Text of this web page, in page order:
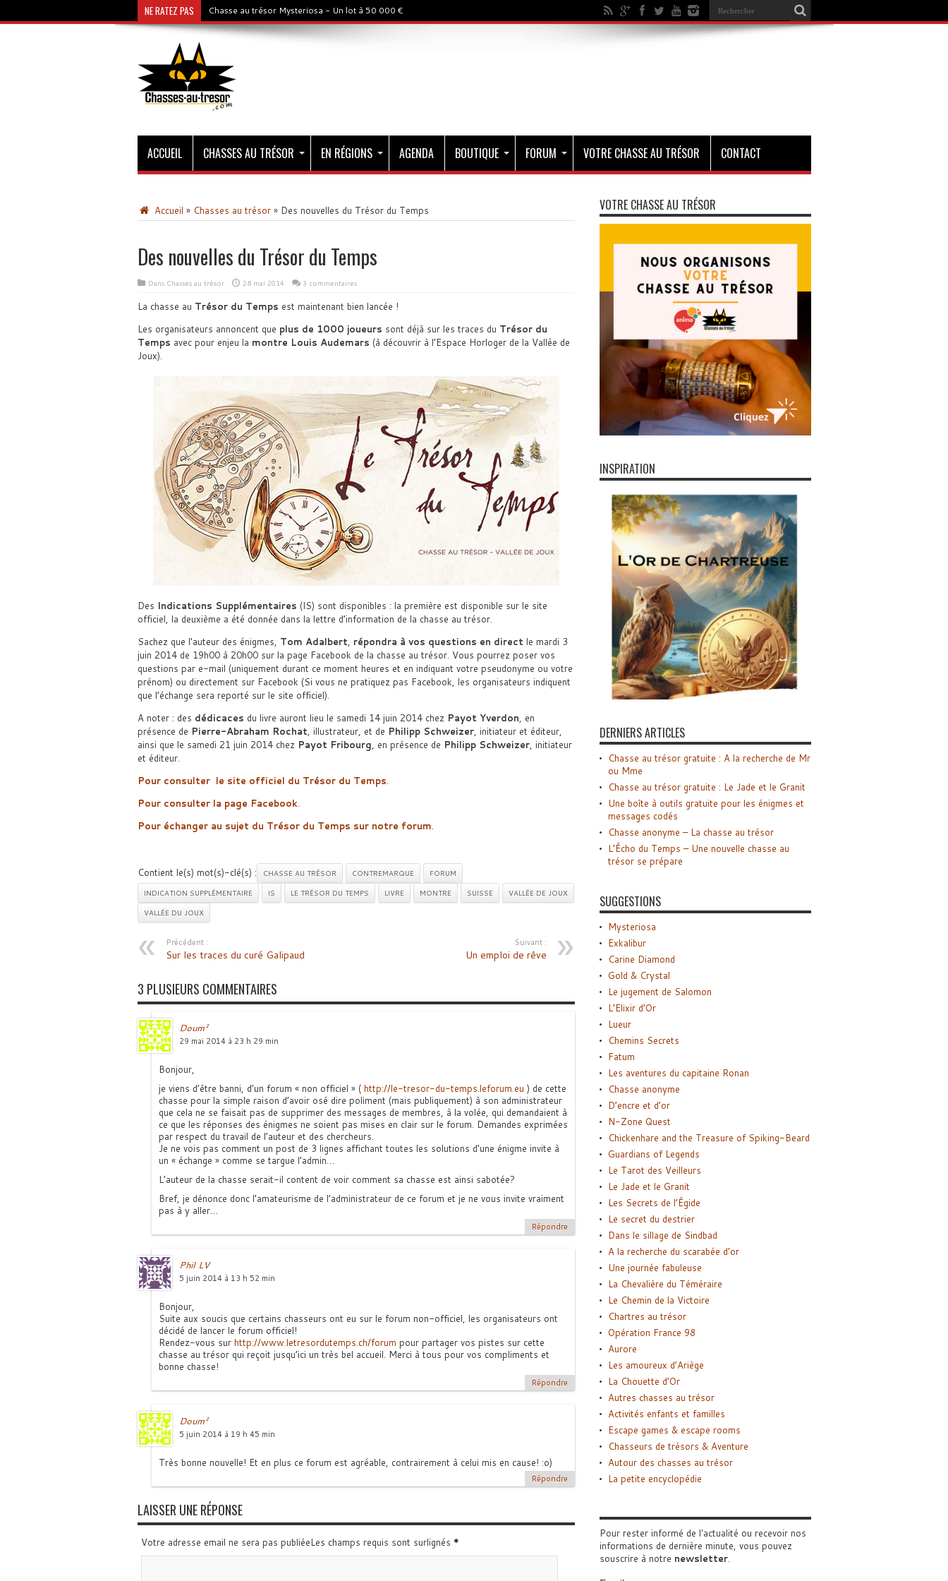
NE RATEZ PAS Chasse au trésor Mysteriosa - Un lot à 50 000 €
ACCUEIL CHASSES AU TRÉSOR EN RÉGIONS AGENDA BOUTIQUE FORUM VOTRE CHASSE AU TRÉSOR CONTACT
Accueil » Chasses au trésor » Des nouvelles du Trésor du Temps
Des nouvelles du Trésor du Temps
Dans Chasses au trésor 28 mai 2014 3 commentaires
La chasse au Trésor du Temps est maintenant bien lancée !
Les organisateurs annoncent que plus de 1000 joueurs sont déjà sur les traces du Trésor du
Temps avec pour enjeu la montre Louis Audemars (à découvrir à l’Espace Horloger de la Vallée de
Joux).
Des Indications Supplémentaires (IS) sont disponibles : la première est disponible sur le site
officiel, la deuxième a été donnée dans la lettre d’information de la chasse au trésor.
Sachez que l’auteur des énigmes, Tom Adalbert, répondra à vos questions en directle mardi 3
juin 2014 de 19h00 à 20h00 sur la page Facebook de la chasse au trésor. Vous pourrez poser vos
questions par e-mail (uniquement durant ce moment heures et en indiquant votre pseudonyme ou votre
prénom) ou directement sur Facebook (Si vous ne pratiquez pas Facebook, les organisateurs indiquent
que l’échange sera reporté sur le site officiel).
A noter : des dédicaces du livre auront lieu le samedi 14 juin 2014 chez Payot Yverdon, en
présence de Pierre-Abraham Rochat, illustrateur, et de Philipp Schweizer, initiateur et éditeur,
ainsi que le samedi 21 juin 2014 chez Payot Fribourg, en présence de Philipp Schweizer, initiateur
et éditeur.
Pour consulter le site officiel du Trésor du Temps.
Pour consulter la page Facebook.
Pour échanger au sujet du Trésor du Temps sur notre forum.
Contient le(s) mot(s)-clé(s) : CHASSE AU TRÉSOR CONTREMARQUE
FORUM
INDICATION SUPPLÉMENTAIRE
IS LE TRÉSOR DU TEMPS LIVRE MONTRE SUISSE
VALLÉE DE JOUX
VALLÉE DU JOUX
Précédent :
Sur les traces du curé Galipaud
Suivant :
Un emploi de rêve
3 PLUSIEURS COMMENTAIRES
Doum²
29 mai 2014 à 23 h 29 min
Bonjour,
je viens d’être banni, d’un forum « non officiel » ( http://le-tresor-du-temps.leforum.eu ) de cette
chasse pour la simple raison d’avoir osé dire poliment (mais publiquement) à son administrateur
que cela ne se faisait pas de supprimer des messages de membres, à la volée, qui demandaient à
ce que les réponses des énigmes ne soient pas mises en clair sur le forum. Demandes exprimées
par respect du travail de l’auteur et des chercheurs.
Je ne vois pas comment un post de 3 lignes affichant toutes les solutions d’une énigme invite à
un « échange » comme se targue l’admin…
L’auteur de la chasse serait-il content de voir comment sa chasse est ainsi sabotée?
Bref, je dénonce donc l’amateurisme de l’administrateur de ce forum et je ne vous invite vraiment
pas à y aller…
Répondre
Phil LV
5 juin 2014 à 13 h 52 min
Bonjour,
Suite aux soucis que certains chasseurs ont eu sur le forum non-officiel, les organisateurs ont
décidé de lancer le forum officiel!
Rendez-vous sur http://www.letresordutemps.ch/forum pour partager vos pistes sur cette
chasse au trésor qui reçoit jusqu’ici un très bel accueil. Merci à tous pour vos compliments et
bonne chasse!
Répondre
Doum²
5 juin 2014 à 19 h 45 min
Très bonne nouvelle! Et en plus ce forum est agréable, contrairement à celui mis en cause! :o)
Répondre
LAISSER UNE RÉPONSE
Votre adresse email ne sera pas publiéeLes champs requis sont surlignés *
VOTRE CHASSE AU TRÉSOR
INSPIRATION
DERNIERS ARTICLES
Chasse au trésor gratuite : A la recherche de Mr
ou Mme
Chasse au trésor gratuite : Le Jade et le Granit
Une boîte à outils gratuite pour les énigmes et
messages codés
Chasse anonyme – La chasse au trésor
L’Écho du Temps – Une nouvelle chasse au
trésor se prépare
SUGGESTIONS
Mysteriosa
Exkalibur
Carine Diamond
Gold & Crystal
Le jugement de Salomon
L’Elixir d’Or
Lueur
Chemins Secrets
Fatum
Les aventures du capitaine Ronan
Chasse anonyme
D’encre et d’or
N-Zone Quest
Chickenhare and the Treasure of Spiking-Beard
Guardians of Legends
Le Tarot des Veilleurs
Le Jade et le Granit
Les Secrets de l’Égide
Le secret du destrier
Dans le sillage de Sindbad
A la recherche du scarabée d’or
Une journée fabuleuse
La Chevalière du Téméraire
Le Chemin de la Victoire
Chartres au trésor
Opération France 98
Aurore
Les amoureux d’Ariège
La Chouette d’Or
Autres chasses au trésor
Activités enfants et familles
Escape games & escape rooms
Chasseurs de trésors & Aventure
Autour des chasses au trésor
La petite encyclopédie
Pour rester informé de l'actualité ou recevoir nos
informations de dernière minute, vous pouvez
souscrire à notre newsletter.